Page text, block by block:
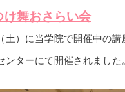
舞おさらい会
土）に当学院で開催中の講
ンターにて開催されまし